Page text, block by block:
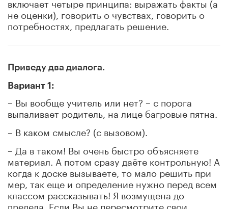
не оценки), говорить о чувствах, говорить о
потребностях, предлагать решение.
Приведу два диалога.
Вариант 1:
– Вы вообще учитель или нет? – с порога
выпаливает родитель, на лице багровые пятна.
– В каком смысле? (с вызовом).
– Да в таком! Вы очень быстро объясняете
материал. А потом сразу даёте контрольную! А
когда к доске вызываете, то мало решить при
мер, так еще и определение нужно перед всем
классом рассказывать! Я возмущена до
предела. Если Вы не пересмотрите свои